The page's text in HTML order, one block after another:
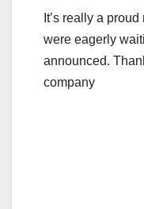
It’s really a
were eagerly
announced.
company